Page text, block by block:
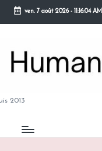
Skip
content
ven. 7 août 2026- 11:16:05 AM
2013